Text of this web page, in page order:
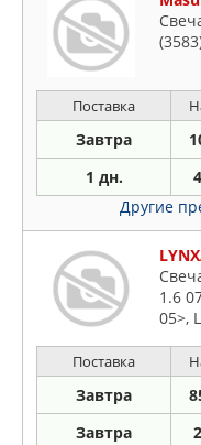
Поставка
Завтра
1 дн.
Другие
1.6
05>,
Поставка
Завтра
Завтра